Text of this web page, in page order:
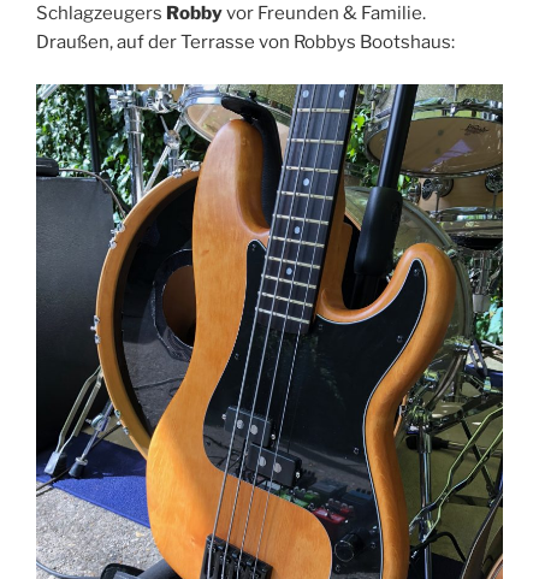
Schlagzeugers Robbyvor Freunden & Familie.
Draußen, auf der Terrasse von Robbys Bootshaus: